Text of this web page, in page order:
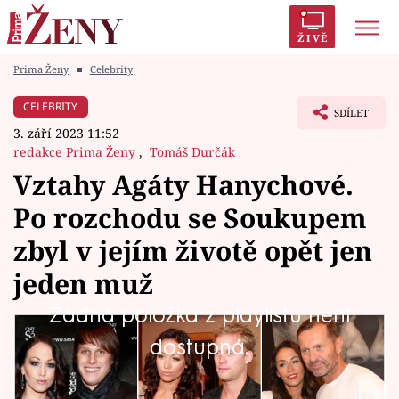
ŽIVĚ
Módní alarm
Témata
Celebrity
Vztahy
Seriály
Prima Ženy ■ Celebrity
CELEBRITY
3. září 2023 11:52
redakce Prima Ženy , Tomáš Durčák
SDÍLET
Vztahy Agáty Hanychové.
Po rozchodu se Soukupem
zbyl v jejím životě opět jen
jeden muž
Žádná položka z playlistu není
dostupná.
Tři děti, tři různí otcové. Agáta Hanychová (38)
stále hledá lásku na celý život. A bohužel,
nevyšlo to ani tentokrát. Modelka oznámila